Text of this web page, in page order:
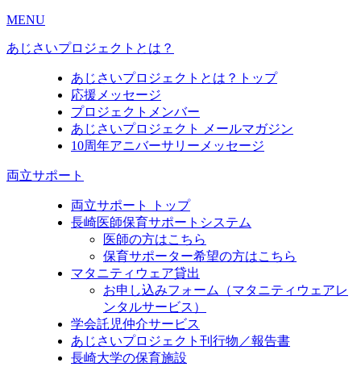
MENU
あじさいプロジェクトとは？
あじさいプロジェクトとは？トップ
応援メッセージ
プロジェクトメンバー
あじさいプロジェクト メールマガジン
10周年アニバーサリーメッセージ
両立サポート
両立サポート トップ
長崎医師保育サポートシステム
医師の方はこちら
保育サポーター希望の方はこちら
マタニティウェア貸出
お申し込みフォーム（マタニティウェアレ
ンタルサービス）
学会託児仲介サービス
あじさいプロジェクト刊行物／報告書
長崎大学の保育施設